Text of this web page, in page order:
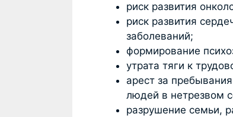
риск развития
риск развития
заболеваний;
формирование
утрата тяги к
арест за
людей в нетрезвом
разрушение семьи,